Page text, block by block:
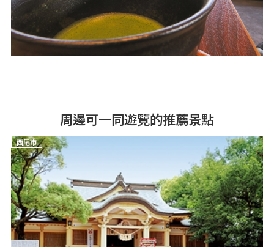
周邊可一同遊覽的推薦景點
西尾市